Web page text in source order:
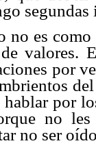
no es
valores.
por
por
no
no ser